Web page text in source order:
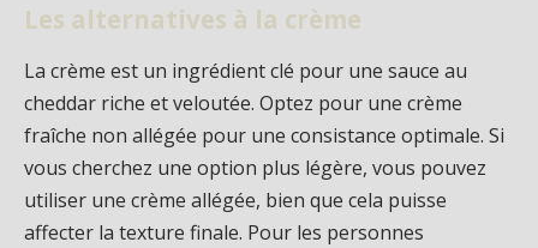
Les alternatives à la crème
La crème est un ingrédient clé pour une sauce au
cheddar riche et veloutée. Optez pour une crème
fraîche non allégée pour une consistance optimale. Si
vous cherchez une option plus légère, vous pouvez
utiliser une crème allégée, bien que cela puisse
affecter la texture finale. Pour les personnes